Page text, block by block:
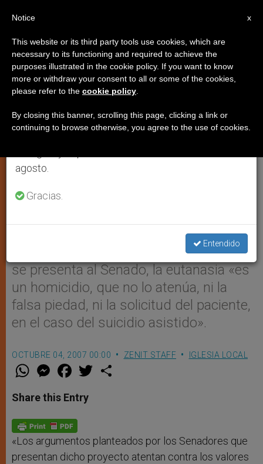
Comunicado del episcopado
colombiano sobre eutanasia y
suicidio asistido
BOGOTÁ, jueves, 4 octubre 2007
Conferencia Episcopal de Colombia
Quiroga, aseguró que pese al lenguaje
que se utilice en un proyecto de ley que
se presenta al Senado, la eutanasia «es
un homicidio, que no lo atenúa, ni la
falsa piedad, ni la solicitud del paciente,
en el caso del suicidio asistido».
OCTUBRE 04, 2007 00:00 ZENIT STAFF IGLESIA LOCAL
W
t
s
p
p
M
e
s
e
g
e
r
F
a
e
b
o
k
w
Share this Entry
«Los argumentos planteados por los Senadores que
presentan dicho proyecto atentan contra los valores
×
Aviso importante
Del 27 de julio al 7 de agosto haremos la pausa
anual, aprovechando que en el periodo de verano
se generan menos informaciones y también el
agosto.
Gracias.
Entendido
x
Notice
This website or its third party tools use cookies, which are
necessary to its functioning and required to achieve the
purposes illustrated in the cookie policy. If you want to know
more or withdraw your consent to all or some of the cookies,
please refer to the cookie policy
By closing this banner, scrolling this page, clicking a link or
continuing to browse otherwise, you agree to the use of cookies.